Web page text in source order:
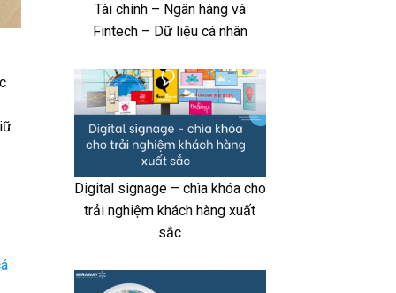
Tài chính – Ngân hàng và
Fintech – Dữ liệu cá nhân
Digital signage – chìa khóa cho
trải nghiệm khách hàng xuất
sắc